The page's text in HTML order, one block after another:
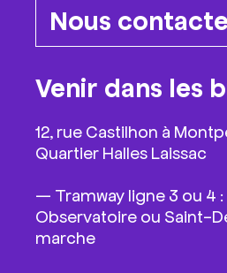
Nous
Venir dans les
12, rue Castilhon à
Quartier Halles Laissac
— Tramway ligne 3 ou 4
Observatoire ou Saint-
marche